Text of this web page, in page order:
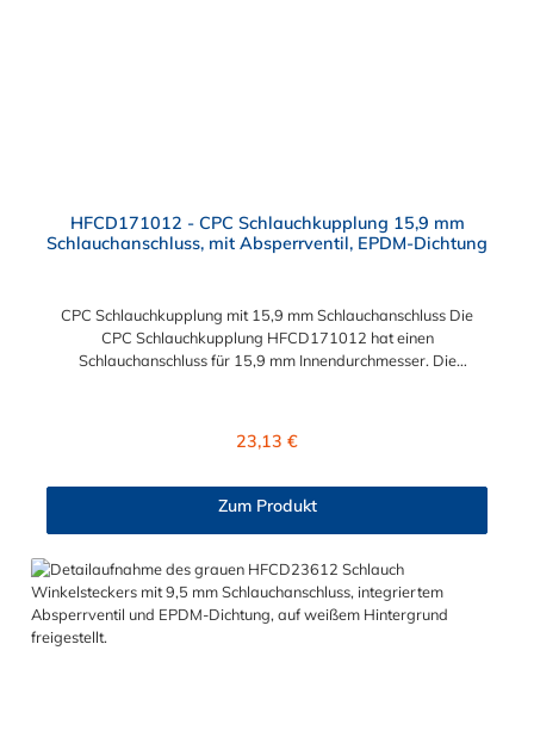
HFCD171012 - CPC Schlauchkupplung 15,9 mm
Schlauchanschluss, mit Absperrventil, EPDM-Dichtung
CPC Schlauchkupplung mit 15,9 mm Schlauchanschluss Die
CPC Schlauchkupplung HFCD171012 hat einen
Schlauchanschluss für 15,9 mm Innendurchmesser. Die
Sie können diese CPC Schlauchkupplung mit 15,9 mm
kombinieren.
Regulärer Preis:
23,13 €
Zum Produkt